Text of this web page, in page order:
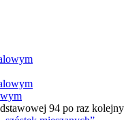
94 po raz kolejny